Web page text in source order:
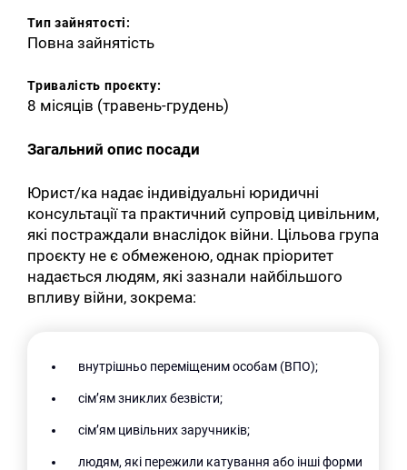
Тип зайнятості:
Повна зайнятість
Тривалість проєкту:
8 місяців (травень-грудень)
Загальний опис посади
Юрист/ка надає індивідуальні юридичні
консультації та практичний супровід цивільним,
які постраждали внаслідок війни. Цільова група
проєкту не є обмеженою, однак пріоритет
надається людям, які зазнали найбільшого
впливу війни, зокрема:
внутрішньо переміщеним особам (ВПО);
сім’ям зниклих безвісти;
сім’ям цивільних заручників;
людям, які пережили катування або інші форми